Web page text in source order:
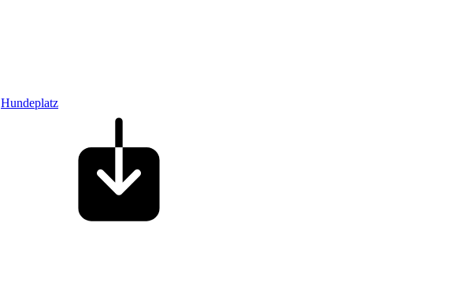
Hundeplatz